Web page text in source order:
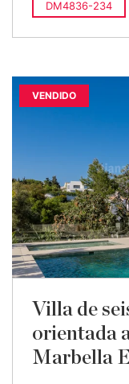
DM4836-234
VENDIDO
Villa de
orientada
Marbella